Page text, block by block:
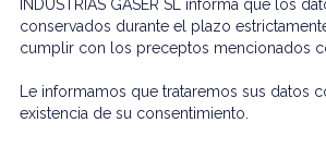
INDUSTRIAS GASER SL informa que los
conservados durante el plazo
cumplir con los preceptos mencionados
Le informamos que trataremos sus datos
existencia de su consentimiento.